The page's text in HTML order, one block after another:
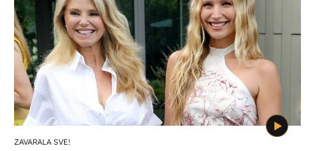
ZAVARALA SVE!